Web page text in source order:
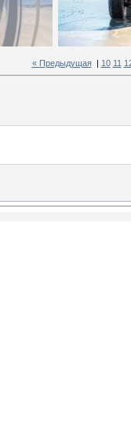
« Предыдущая| 10 11